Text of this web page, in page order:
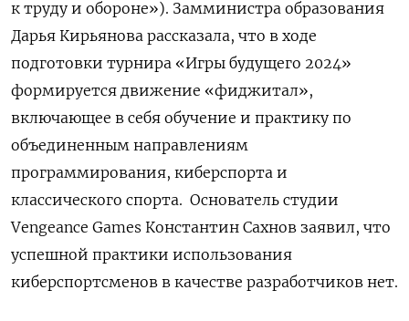
к труду и обороне»). Замминистра образования
Дарья Кирьянова рассказала, что в ходе
подготовки турнира «Игры будущего 2024»
формируется движение «фиджитал»,
включающее в себя обучение и практику по
объединенным направлениям
программирования, киберспорта и
классического спорта. Основатель студии
Vengeance Games Константин Сахнов заявил, что
успешной практики использования
киберспортсменов в качестве разработчиков нет.